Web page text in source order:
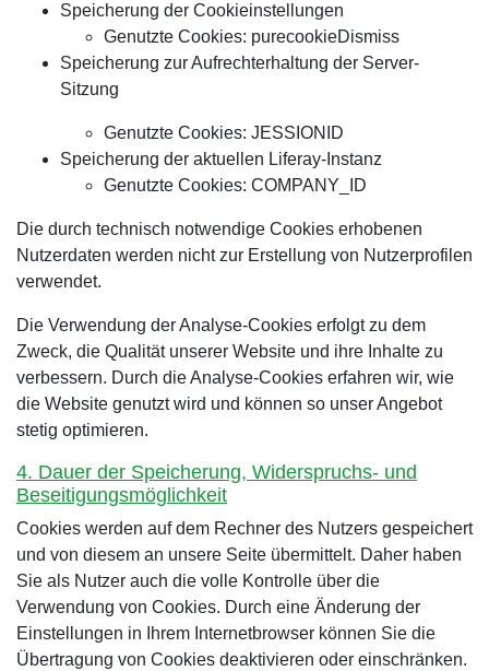
Speicherung der Cookieinstellungen
Genutzte Cookies: purecookieDismiss
Speicherung zur Aufrechterhaltung der Server-
Sitzung
Genutzte Cookies: JESSIONID
Speicherung der aktuellen Liferay-Instanz
Genutzte Cookies: COMPANY_ID
Die durch technisch notwendige Cookies erhobenen
Nutzerdaten werden nicht zur Erstellung von Nutzerprofilen
verwendet.
Die Verwendung der Analyse-Cookies erfolgt zu dem
Zweck, die Qualität unserer Website und ihre Inhalte zu
verbessern. Durch die Analyse-Cookies erfahren wir, wie
die Website genutzt wird und können so unser Angebot
stetig optimieren.
4. Dauer der Speicherung, Widerspruchs- und
Beseitigungsmöglichkeit
Cookies werden auf dem Rechner des Nutzers gespeichert
und von diesem an unsere Seite übermittelt. Daher haben
Sie als Nutzer auch die volle Kontrolle über die
Verwendung von Cookies. Durch eine Änderung der
Einstellungen in Ihrem Internetbrowser können Sie die
Übertragung von Cookies deaktivieren oder einschränken.